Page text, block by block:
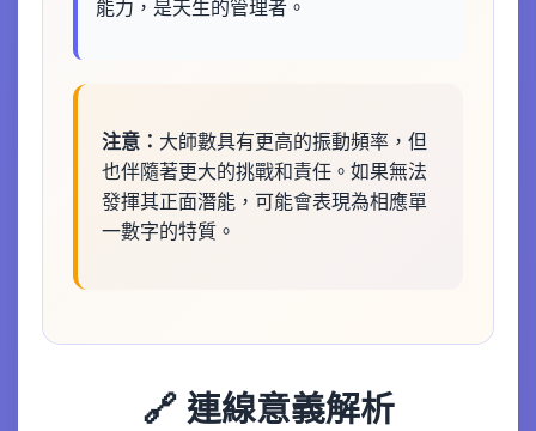
能力，是天生的管理者。
注意： 大師數具有更高的振動頻率，但
也伴隨著更大的挑戰和責任。如果無法
發揮其正面潛能，可能會表現為相應單
一數字的特質。
🔗 連線意義解析